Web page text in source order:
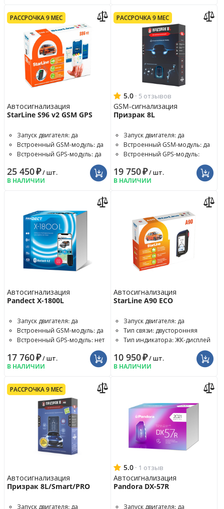
РАССРОЧКА 9 МЕС
Автосигнализация
StarLine S96 v2 GSM GPS
Запуск двигателя: да
Встроенный GSM-модуль: да
Встроенный GPS-модуль: да
25 450₽/ шт.
В НАЛИЧИИ
РАССРОЧКА 9 МЕС
5.0 · 5 отзывов
GSM-сигнализация
Призрак 8L
Запуск двигателя: да
Встроенный GSM-модуль: да
Встроенный GPS-модуль:
19 750₽/ шт.
В НАЛИЧИИ
Автосигнализация
Pandect X-1800L
Запуск двигателя: да
Встроенный GSM-модуль: да
Встроенный GPS-модуль: нет
17 760₽/ шт.
В НАЛИЧИИ
Автосигнализация
StarLine A90 ECO
Запуск двигателя: да
Тип связи: двусторонняя
Тип индикатора: ЖК-дисплей
10 950₽/ шт.
В НАЛИЧИИ
РАССРОЧКА 9 МЕС
Автосигнализация
Призрак 8L/Smart/PRO
Запуск двигателя: да
5.0 · 1 отзыв
Автосигнализация
Pandora DX-57R
Запуск двигателя: да